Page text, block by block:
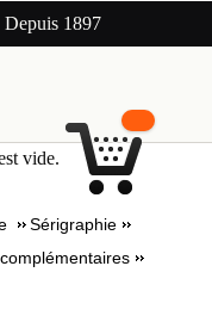
Depuis 1897
vide.
Sérigraphie